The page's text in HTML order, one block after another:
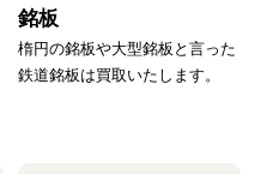
銘板
楕円の銘板や大型銘板と言った
鉄道銘板は買取いたします。